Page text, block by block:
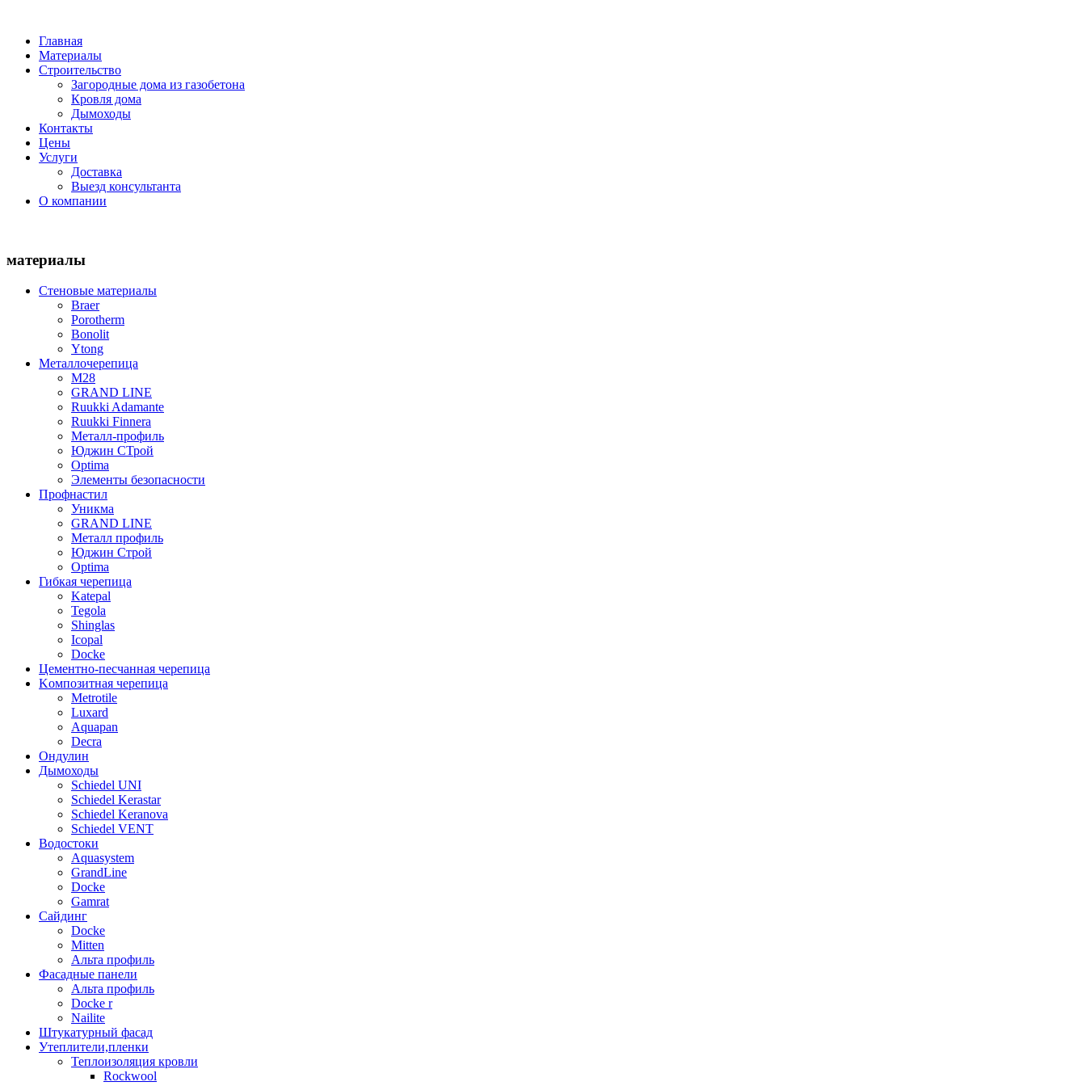
Главная
Материалы
Строительство
Загородные дома из газобетона
Кровля дома
Дымоходы
Контакты
Цены
Услуги
Доставка
Выезд консультанта
О компании
материалы
Стеновые материалы
Braer
Porotherm
Bonolit
Ytong
Mеталлочерепица
М28
GRAND LINE
Ruukki Adamante
Ruukki Finnera
Металл-профиль
Юджин СТрой
Optima
Элементы безопасности
Профнастил
Уникма
GRAND LINE
Металл профиль
Юджин Строй
Optima
Гибкая черепица
Katepal
Tegola
Shinglas
Icopal
Docke
Цементно-песчанная черепица
Kомпозитная черепица
Metrotile
Luxard
Aquapan
Decra
Oндулин
Дымоходы
Sсhiedel UNI
Schiedel Kerastar
Sсhiedel Keranova
Schiedel VENT
Водостоки
Aquasystem
GrandLine
Docke
Gamrat
Сайдинг
Docke
Mitten
Альта профиль
Фасадные панели
Альта профиль
Docke r
Nailite
Штукатурный фасад
Утеплители,пленки
Теплоизоляция кровли
Rockwool